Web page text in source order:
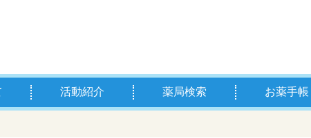
活動紹介 薬局検索 お薬手帳